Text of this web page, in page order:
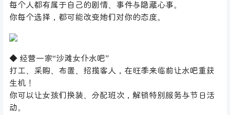
每个人都有属于自己的剧情、事件与隐藏心事。
你每个选择，都可能改变她们对你的态度。
◆ 经营一家“沙滩女仆水吧”
打工、采购、布置、招揽客人，在旺季来临前让水吧重获
生机！
你可以让女孩们换装、分配班次，解锁特别服务与节日活
动。